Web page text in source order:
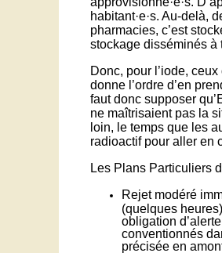
habitant·e·s. Au-delà,
pharmacies, c’est
stockage disséminés à
Donc, pour l’iode,
donne l’ordre d’en
faut donc supposer
ne maîtrisaient pas la
loin, le temps que les
radioactif pour aller en
Les Plans Particuliers
Rejet modéré
(quelques
obligation
conventionnés
précisée en